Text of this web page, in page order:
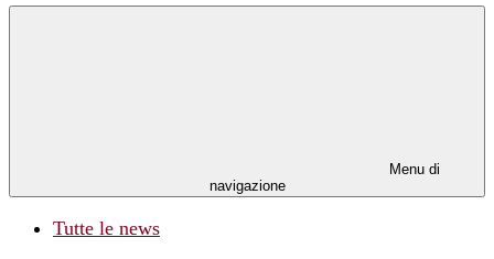
Menu di
navigazione
Tutte le news